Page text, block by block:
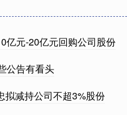
亿元-20亿元回购公司股份
公告有看头
拟减持公司不超3%股份